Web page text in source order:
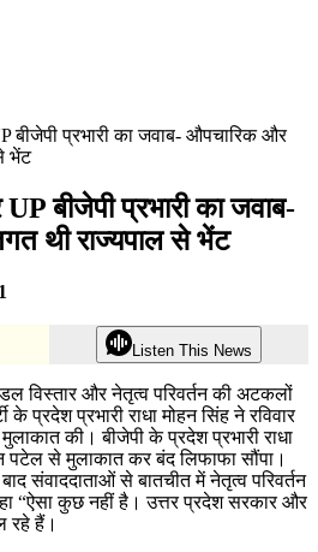
बीजेपी प्रभारी का जवाब- औपचारिक और
भेंट
बीजेपी प्रभारी का जवाब-
थी राज्यपाल से भेंट
Listen This News
विस्तार और नेतृत्व परिवर्तन की अटकलों
के प्रदेश प्रभारी राधा मोहन सिंह ने रविवार
की। बीजेपी के प्रदेश प्रभारी राधा
पटेल से मुलाकात कर बंद लिफाफा सौंपा।
संवाददाताओं से बातचीत में नेतृत्व परिवर्तन
“ऐसा कुछ नहीं है। उत्तर प्रदेश सरकार और
रहे हैं।